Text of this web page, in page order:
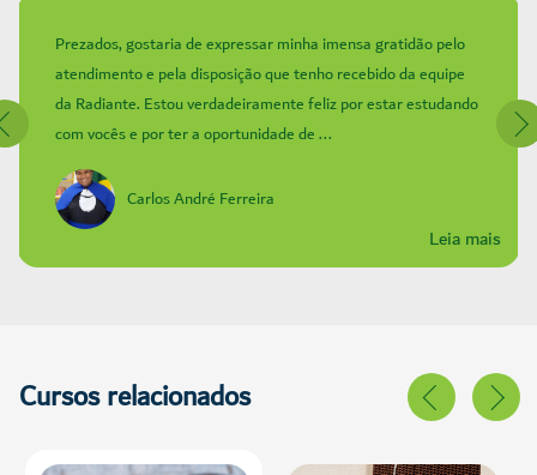
Prezados, gostaria de expressar minha imensa gratidão pelo
atendimento e pela disposição que tenho recebido da equipe
da Radiante. Estou verdadeiramente feliz por estar estudando
com vocês e por ter a oportunidade de ...
Leia mais
Carlos André Ferreira
Cursos relacionados